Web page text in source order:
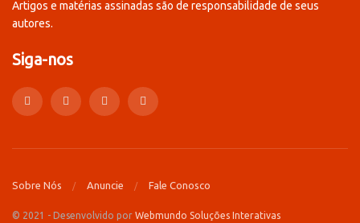
Artigos e matérias assinadas são de responsabilidade de seus
autores.
Siga-nos
Sobre Nós Anuncie Fale Conosco
© 2021 - Desenvolvido por Webmundo Soluções Interativas